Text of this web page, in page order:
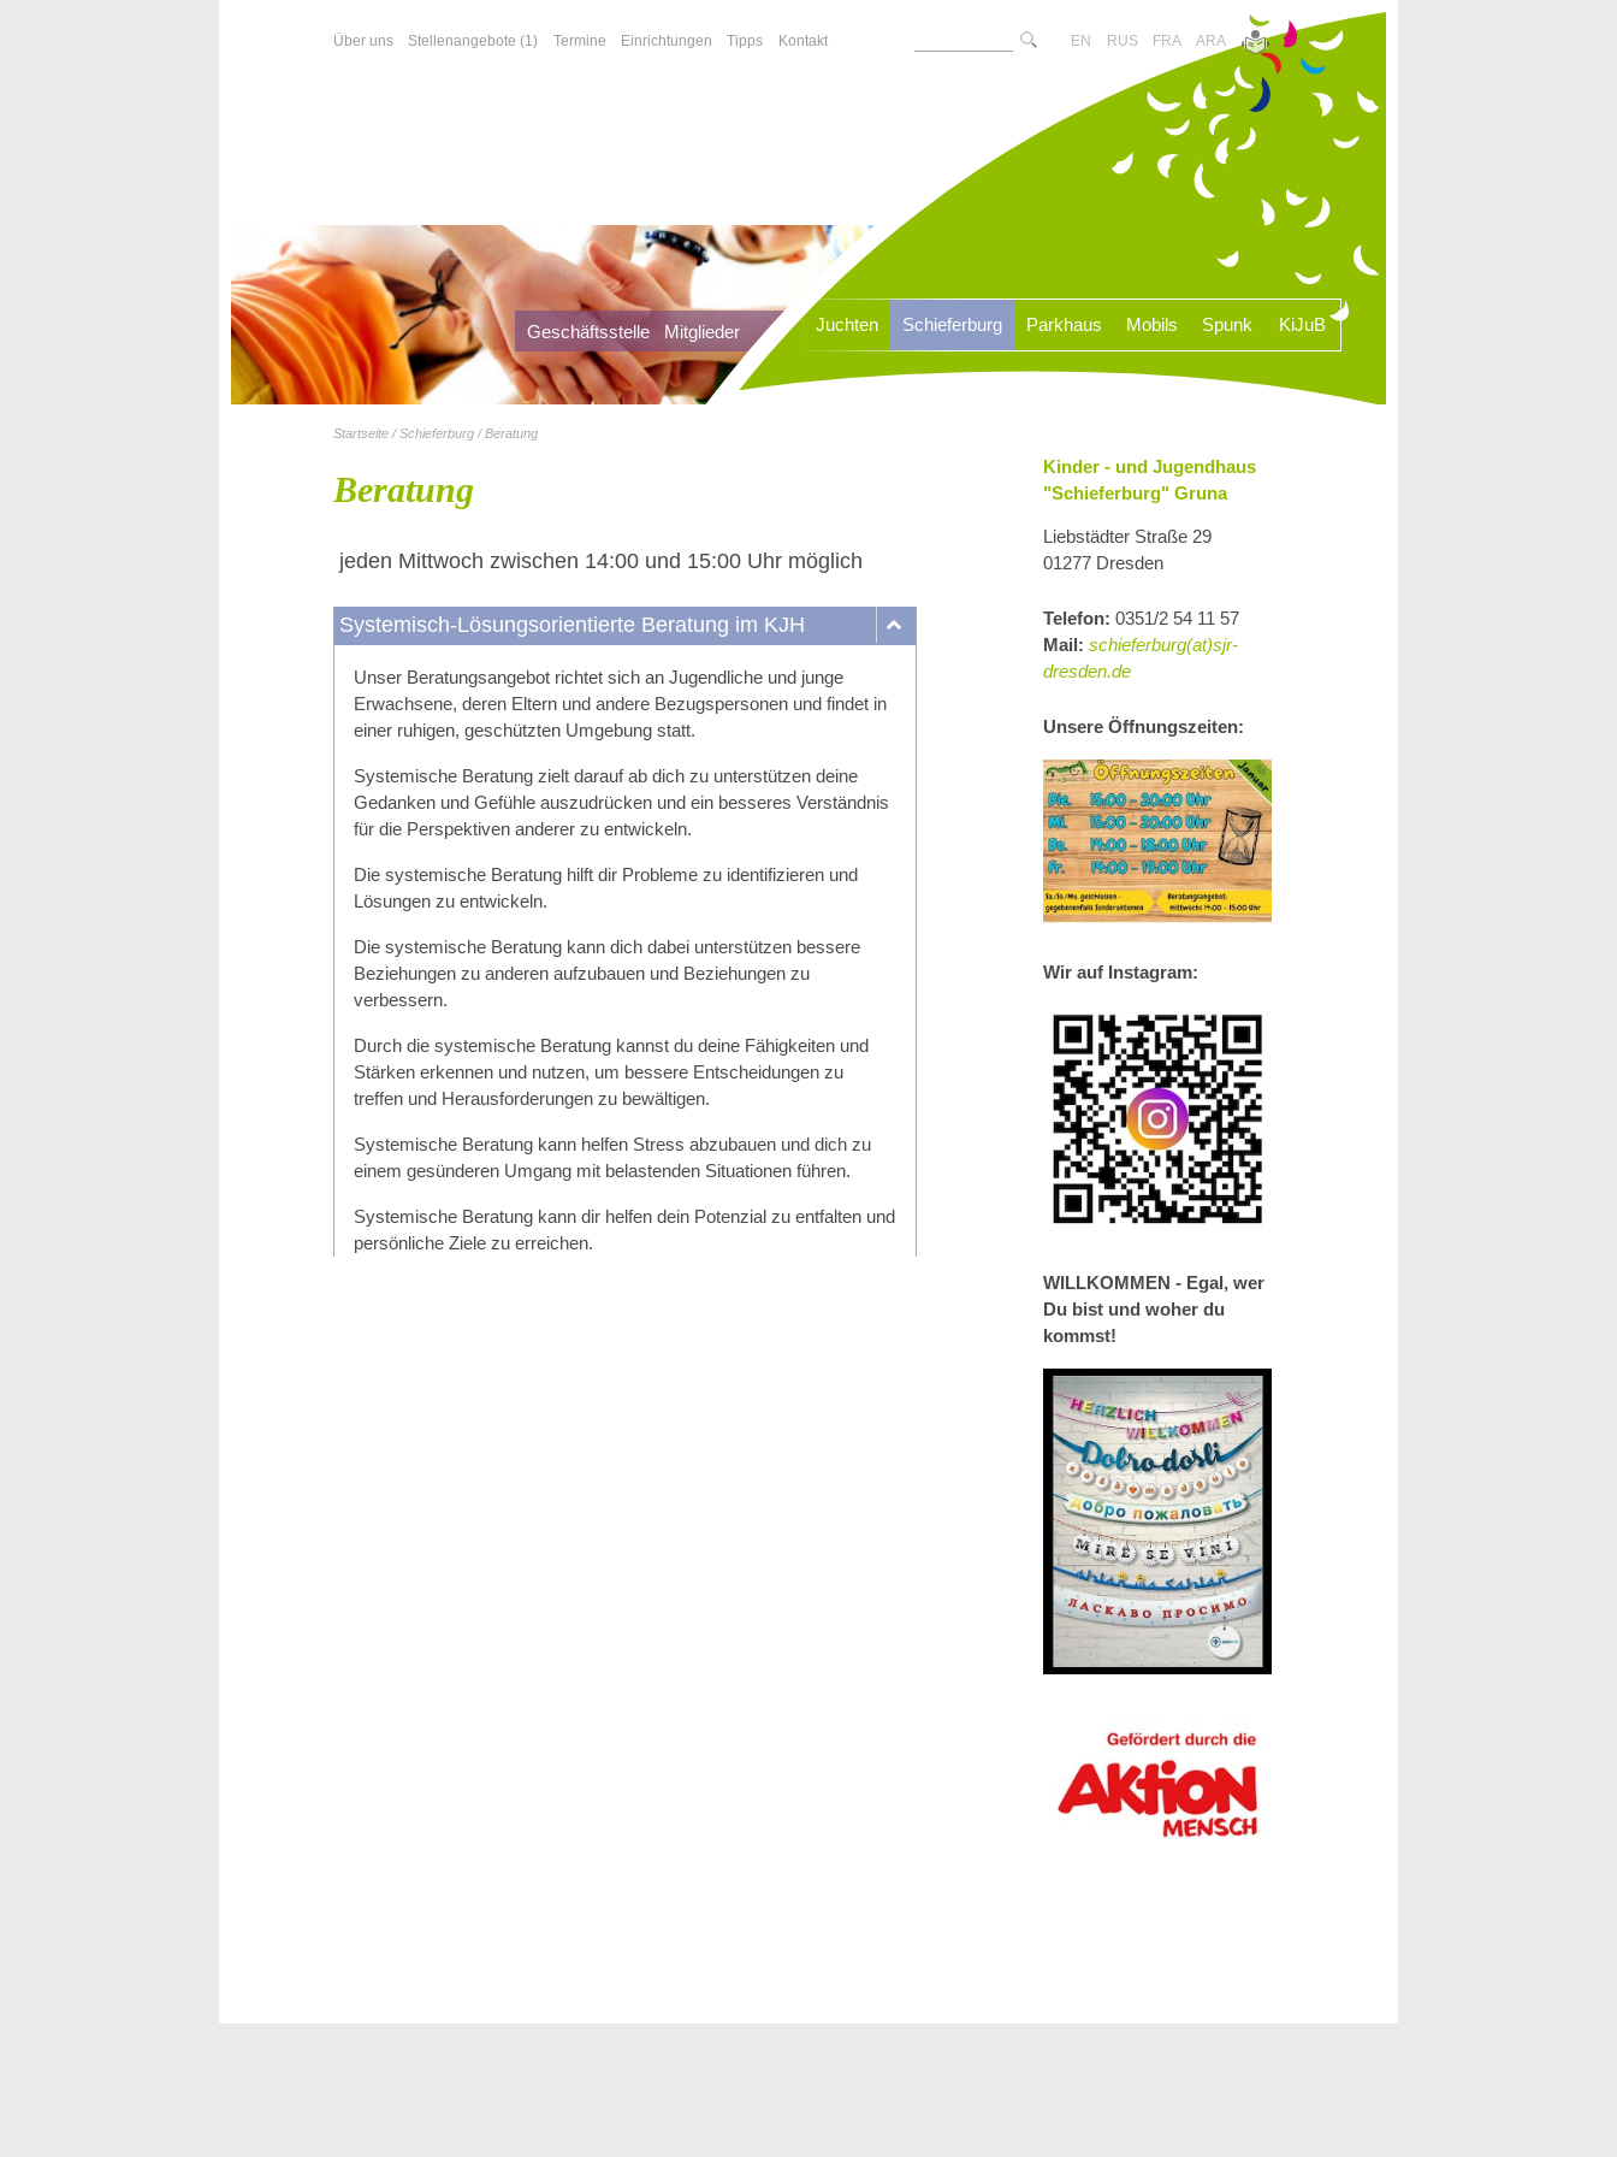
Beratung
jeden Mittwoch zwischen 14:00 und 15:00 Uhr möglich
Systemisch-Lösungsorientierte Beratung im KJH
Unser Beratungsangebot richtet sich an Jugendliche und junge
Erwachsene, deren Eltern und andere Bezugspersonen und findet in
einer ruhigen, geschützten Umgebung statt.
Systemische Beratung zielt darauf ab dich zu unterstützen deine
Gedanken und Gefühle auszudrücken und ein besseres Verständnis
für die Perspektiven anderer zu entwickeln.
Die systemische Beratung hilft dir Probleme zu identifizieren und
Lösungen zu entwickeln.
Die systemische Beratung kann dich dabei unterstützen bessere
Beziehungen zu anderen aufzubauen und Beziehungen zu
verbessern.
Durch die systemische Beratung kannst du deine Fähigkeiten und
Stärken erkennen und nutzen, um bessere Entscheidungen zu
treffen und Herausforderungen zu bewältigen.
Systemische Beratung kann helfen Stress abzubauen und dich zu
einem gesünderen Umgang mit belastenden Situationen führen.
Systemische Beratung kann dir helfen dein Potenzial zu entfalten und
persönliche Ziele zu erreichen.
Kinder - und Jugendhaus
"Schieferburg" Gruna
Liebstädter Straße 29
01277 Dresden
Telefon: 0351/2 54 11 57
Mail: schieferburg(at)sjr-
dresden.de
Unsere Öffnungszeiten:
Wir auf Instagram:
WILLKOMMEN - Egal, wer
Du bist und woher du
kommst!
Geschäftsstelle Mitglieder
Geschäftsstelle Mitglieder
Startseite / Schieferburg / Beratung
Juchten Schieferburg Parkhaus Mobils Spunk KiJuB
Über uns Stellenangebote (1) Termine Einrichtungen Tipps Kontakt EN RUS FRA ARA